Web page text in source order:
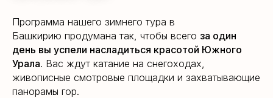
Программа нашего зимнего тура в
Башкирию продумана так, чтобы всего за один
день вы успели насладиться красотой Южного
Урала. Вас ждут катание на снегоходах,
живописные смотровые площадки и захватывающие
панорамы гор.